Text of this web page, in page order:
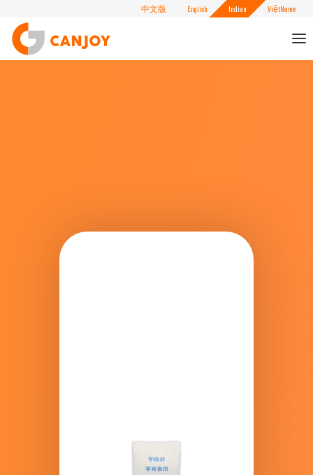
中文版 English Indian ViệtName